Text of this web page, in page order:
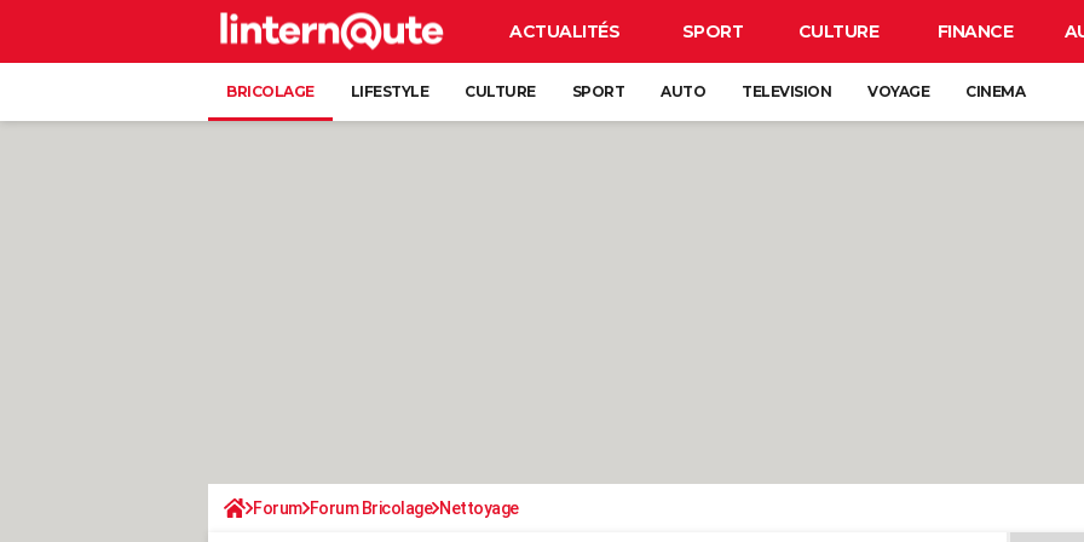
ACTUALITÉS SPORT CULTURE FINANCE
BRICOLAGE LIFESTYLE CULTURE SPORT AUTO TELEVISION VOYAGE CINEMA
Forum Forum Bricolage Nettoyage